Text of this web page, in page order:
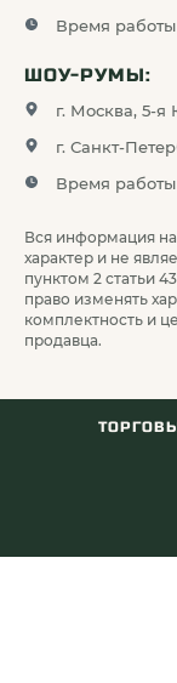
Время работы
ШОУ-РУМЫ:
г. Москва, 5-я
г. Санкт-
Время работы
Вся информация на
характер и не
пунктом 2 статьи
право изменять
комплектность и
продавца.